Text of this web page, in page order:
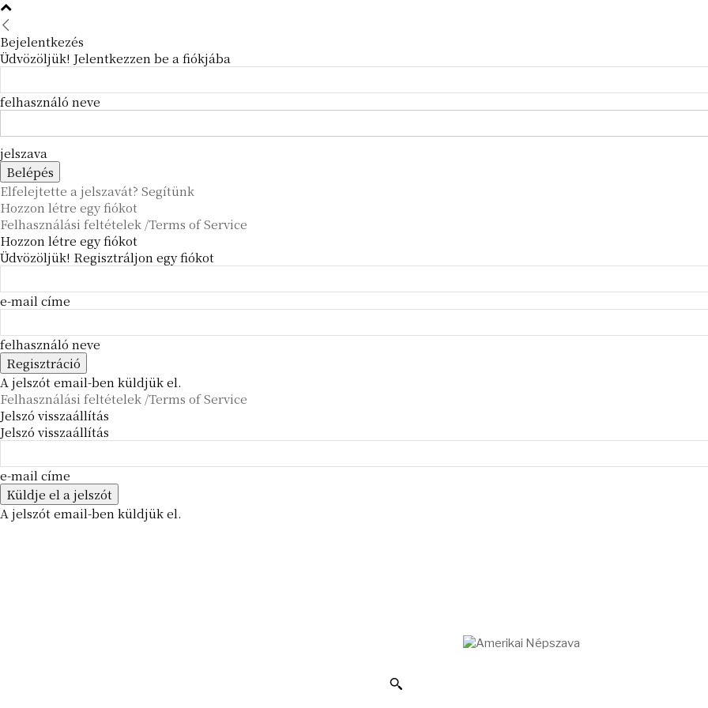
Bejelentkezés
Üdvözöljük! Jelentkezzen be a fiókjába
felhasználó neve
jelszava
Elfelejtette a jelszavát? Segítünk
Hozzon létre egy fiókot
Felhasználási feltételek /Terms of Service
Hozzon létre egy fiókot
Üdvözöljük! Regisztráljon egy fiókot
e-mail címe
felhasználó neve
A jelszót email-ben küldjük el.
Felhasználási feltételek /Terms of Service
Jelszó visszaállítás
Jelszó visszaállítás
e-mail címe
A jelszót email-ben küldjük el.